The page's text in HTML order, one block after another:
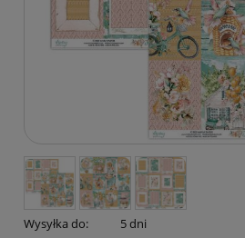
Wysyłka do: 5 dni